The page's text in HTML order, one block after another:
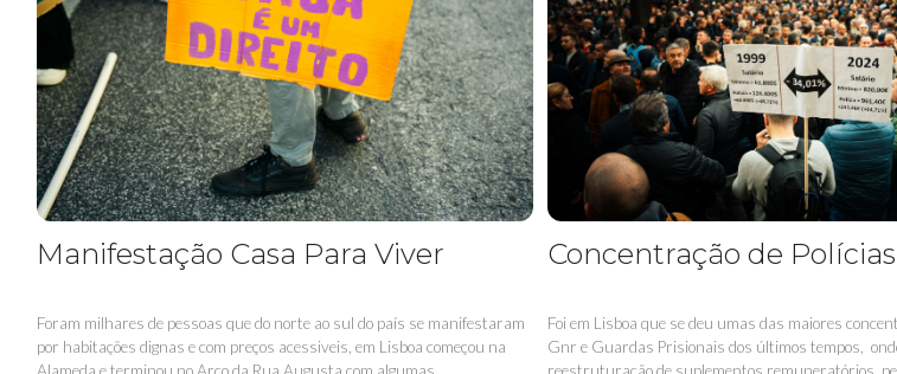
Manifestação Casa Para Viver
Foram milhares de pessoas que do norte ao sul do país se manifestaram
por habitações dignas e com preços acessiveis, em Lisboa começou na
Alameda e terminou no Arco da Rua Augusta com algumas...
Concentração de Polícias
Foi em Lisboa que se deu umas das maiores
Gnr e Guardas Prisionais dos últimos tempos,
reestruturação de suplementos remuneratórios,